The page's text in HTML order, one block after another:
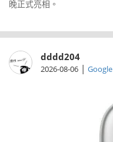
晚正式亮相。
dddd204
2026-08-06 | Google